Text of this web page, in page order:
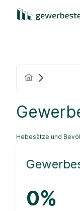
Hebesätze und
0%